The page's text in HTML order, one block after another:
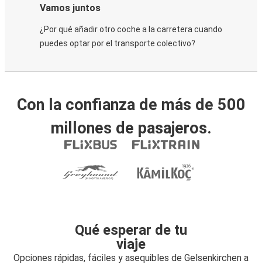
Vamos juntos
¿Por qué añadir otro coche a la carretera cuando
puedes optar por el transporte colectivo?
Con la confianza de más de 500
millones de pasajeros.
Qué esperar de tu
viaje
Opciones rápidas, fáciles y asequibles de Gelsenkirchen a